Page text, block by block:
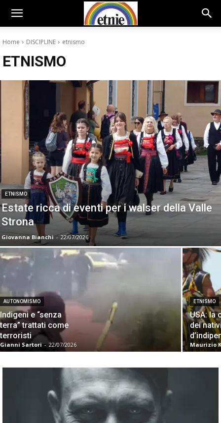
Home DISCIPLINE etnismo
ETNISMO
ETNISMO
Estate ricca di eventi per i walser della Valle
Strona
Giovanna Bianchi - 22/07/2026
AUTONOMISMO
Indigeni e “senza
terra” trattati come
terroristi
Gianni Sartori - 22/07/2026
ETNISMO
USA: la
dei
Maurizio